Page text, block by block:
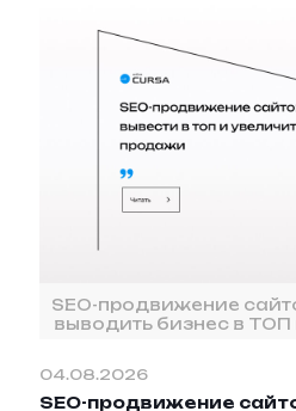
SEO-продвижение
выводить бизнес в
04.08.2026
SEO-продвижение